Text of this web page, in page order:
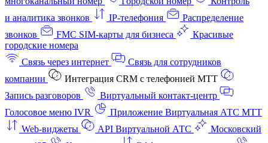
и аналитика звонков
IP-телефония
Распределение
звонков
FMC SIM-карты для бизнеса
Красивые
городские номера
Связь через интернет
Связь для сотрудников
компании
Интеграция CRM с телефонией МТТ
Запись разговоров
Виртуальный контакт‑центр
Голосовое меню IVR
Приложение Виртуальная АТС МТТ
Web-виджеты
API Виртуальной АТС
Московский